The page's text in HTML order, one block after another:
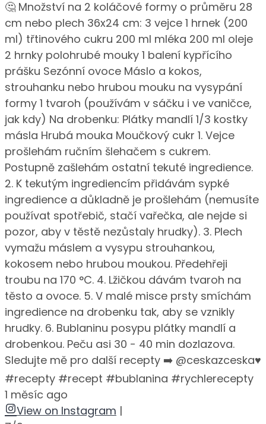
🤔 Množství na 2 koláčové formy o průměru 28
cm nebo plech 36x24 cm: 3 vejce 1 hrnek (200
ml) třtinového cukru 200 ml mléka 200 ml oleje
2 hrnky polohrubé mouky 1 balení kypřícího
prášku Sezónní ovoce Máslo a kokos,
strouhanku nebo hrubou mouku na vysypání
formy 1 tvaroh (používám v sáčku i ve vaničce,
jak kdy) Na drobenku: Plátky mandlí 1/3 kostky
másla Hrubá mouka Moučkový cukr 1. Vejce
prošlehám ručním šlehačem s cukrem.
Postupně zašlehám ostatní tekuté ingredience.
2. K tekutým ingrediencím přidávám sypké
ingredience a důkladně je prošlehám (nemusíte
používat spotřebič, stačí vařečka, ale nejde si
pozor, aby v těstě nezůstaly hrudky). 3. Plech
vymažu máslem a vysypu strouhankou,
kokosem nebo hrubou moukou. Předehřeji
troubu na 170 °C. 4. Lžičkou dávám tvaroh na
těsto a ovoce. 5. V malé misce prsty smíchám
ingredience na drobenku tak, aby se vznikly
hrudky. 6. Bublaninu posypu plátky mandlí a
drobenkou. Peču asi 30 - 40 min dozlazova.
Sledujte mě pro další recepty ➡️ @ceskazceska♥️
#recepty #recept #bublanina #rychlerecepty
1 měsíc ago
View on Instagram |